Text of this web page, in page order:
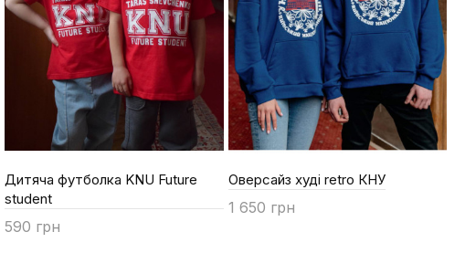
Дитяча футболка KNU Future
student
590 грн
Оверсайз худі retro КНУ
1 650 грн